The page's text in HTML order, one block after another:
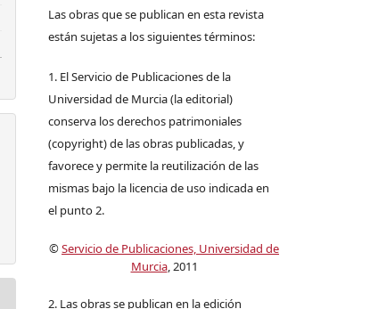
Las obras que se publican en esta revista
están sujetas a los siguientes términos:
1. El Servicio de Publicaciones de la
Universidad de Murcia (la editorial)
conserva los derechos patrimoniales
(copyright) de las obras publicadas, y
favorece y permite la reutilización de las
mismas bajo la licencia de uso indicada en
el punto 2.
©Servicio de Publicaciones, Universidad de
Murcia, 2011
2. Las obras se publican en la edición